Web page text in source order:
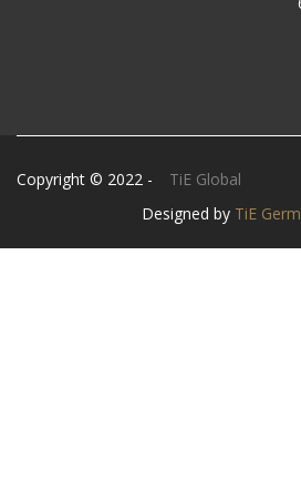
Copyright © 2022 -
TiE Global
Designed by TiE